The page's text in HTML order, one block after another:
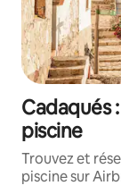
Cadaqués
piscine
Trouvez et
piscine sur